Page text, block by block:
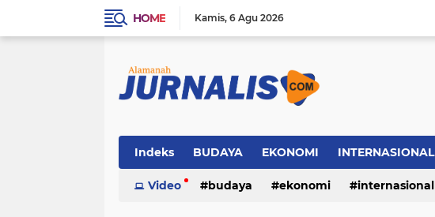
HOME Kamis 6 Agu 2026
Indeks BUDAYA EKONOMI INTERNASIONAL
SOSIAL WISATA
Video budaya ekonomi internasional